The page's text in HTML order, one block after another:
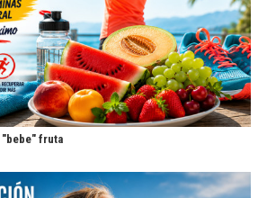
"bebe" fruta